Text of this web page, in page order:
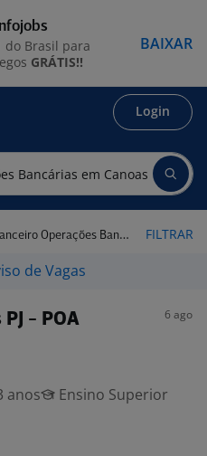
Login
Bancárias em Canoas - RS FILTRAR
de Vagas
- POA 6 ago
anos
Ensino Superior
do Brasil para
GRÁTIS!!
BAIXAR